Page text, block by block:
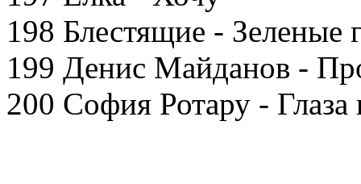
198 Блестящие - Зеленые
199 Денис Майданов -
200 София Ротару - Глаза